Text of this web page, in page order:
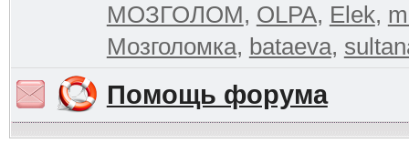
МОЗГОЛОМ, OLPA, Elek,
Мозголомка, bataeva,
Помощь форума